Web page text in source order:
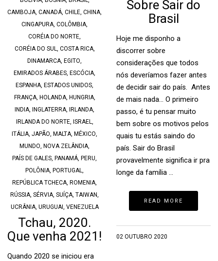
CAMBOJA CANADÁ CHILE CHINA
CINGAPURA COLÔMBIA
CORÉIA DO NORTE
CORÉIA DO SUL
COSTA RICA,
DINAMARCA EGITO
EMIRADOS ÁRABES ESCÓCIA
ESPANHA ESTADOS UNIDOS
FRANÇA, HOLANDA, HUNGRIA,
INDIA INGLATERRA IRLANDA
IRLANDA DO NORTE, ISRAEL
ITÁLIA JAPÃO MALTA MÉXICO
MUNDO NOVA ZELÂNDIA
PAÍS DE GALES PANAMÁ PERU
POLÔNIA PORTUGAL
REPÚBLICA TCHECA ROMENIA
RÚSSIA SÉRVIA SUÍÇA TAIWAN
UCRÂNIA, URUGUAI VENEZUELA
Tchau, 2020.
Que venha 2021!
Quando 2020 se iniciou era
Sobre Sair do
Brasil
Hoje me disponho a
discorrer sobre
considerações que todos
nós deveríamos fazer antes
de decidir sair do país. Antes
de mais nada… O primeiro
passo, é tu pensar muito
bem sobre os motivos pelos
quais tu estás saindo do
país. Sair do Brasil
provavelmente significa ir pra
longe da família …
READ MORE
02 OUTUBRO 2020